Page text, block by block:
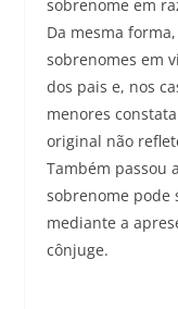
sobrenome em
Da mesma
sobrenomes em
dos pais e, nos
menores
original não
Também passou
sobrenome pode
mediante a
cônjuge.